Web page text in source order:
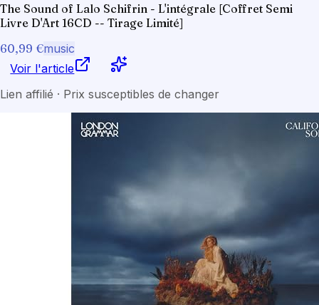
The Sound of Lalo Schifrin - L'intégrale [Coffret Semi
Livre D'Art 16CD -- Tirage Limité]
60,99 €music
Voir l'article
Lien affilié · Prix susceptibles de changer